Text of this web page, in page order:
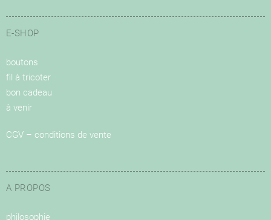
E-SHOP
boutons
fil à tricoter
bon cadeau
à venir
CGV – conditions de vente
A PROPOS
philosophie